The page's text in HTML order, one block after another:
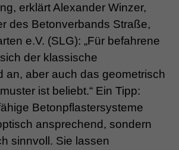
erklärt Alexander Winzer,
des Betonverbands Straße,
e.V. (SLG): „Für befahrene
der klassische
an, aber auch das geometrisch
ist beliebt.“ Ein Tipp:
Betonpflastersysteme
ansprechend, sondern
sinnvoll. Sie lassen